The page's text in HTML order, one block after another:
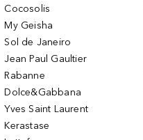
Cocosolis
My Geisha
Sol de Janeiro
Jean Paul Gaultier
Rabanne
Dolce&Gabbana
Yves Saint Laurent
Kerastase